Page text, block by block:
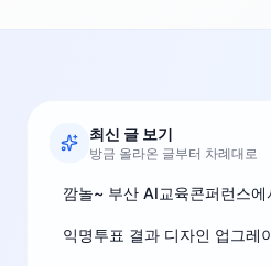
최신 글 보기
방금 올라온 글부터 차례대로
익명투표 결과 디자인 업그레